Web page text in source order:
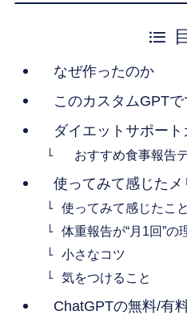
なぜ作ったのか
このカスタムGPTで
ダイエットサポート
おすすめ食事報告
使ってみて感じたメ
使ってみて感じたこと
体重報告が“月1回”の
小さなコツ
気をつけること
ChatGPTの無料/有